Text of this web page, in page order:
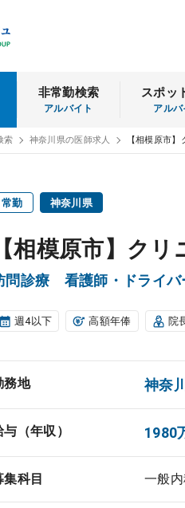
非常勤検索
アルバイト
スポッ
アルバ
索 神奈川県の医師求人 【相模原市
常勤 神奈川県
【相模原市】ク
問診療 看護師・ドライ
週4以下 高額年俸 院
務地 神奈
与（年収） 1980
集科目 一般